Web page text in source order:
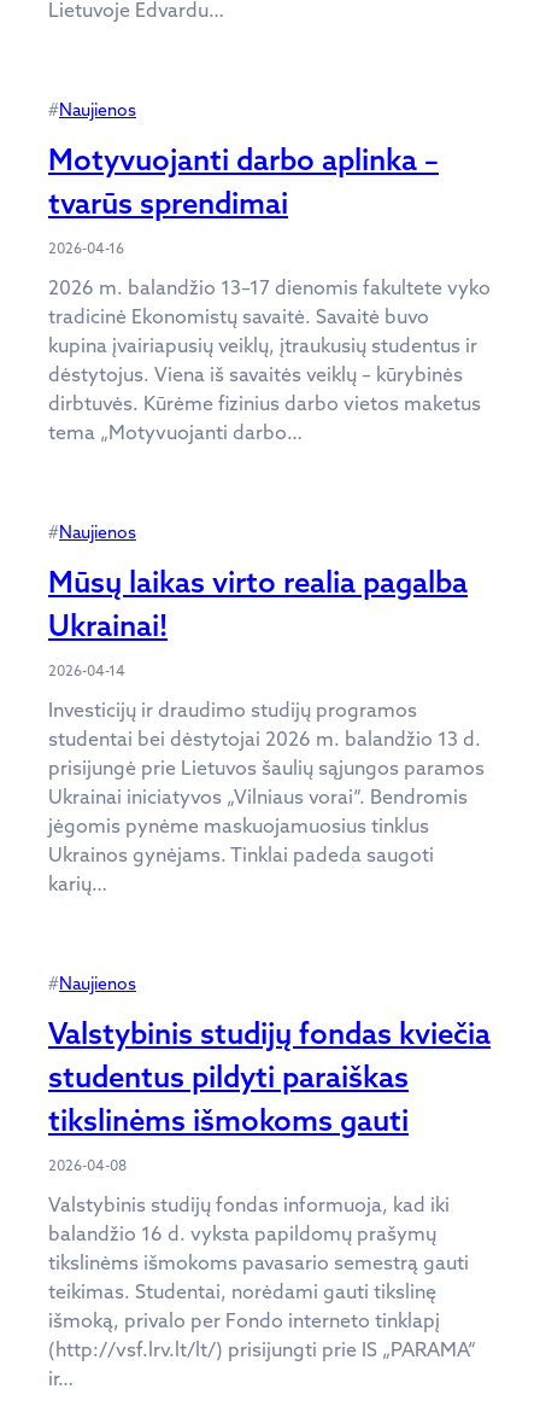
Lietuvoje Edvardu…
#Naujienos
Motyvuojanti darbo aplinka –
tvarūs sprendimai
2026-04-16
2026 m. balandžio 13–17 dienomis fakultete vyko
tradicinė Ekonomistų savaitė. Savaitė buvo
kupina įvairiapusių veiklų, įtraukusių studentus ir
dėstytojus. Viena iš savaitės veiklų – kūrybinės
dirbtuvės. Kūrėme fizinius darbo vietos maketus
tema „Motyvuojanti darbo…
#Naujienos
Mūsų laikas virto realia pagalba
Ukrainai!
2026-04-14
Investicijų ir draudimo studijų programos
studentai bei dėstytojai 2026 m. balandžio 13 d.
prisijungė prie Lietuvos šaulių sąjungos paramos
Ukrainai iniciatyvos „Vilniaus vorai“. Bendromis
jėgomis pynėme maskuojamuosius tinklus
Ukrainos gynėjams. Tinklai padeda saugoti
karių…
#Naujienos
Valstybinis studijų fondas kviečia
studentus pildyti paraiškas
tikslinėms išmokoms gauti
2026-04-08
Valstybinis studijų fondas informuoja, kad iki
balandžio 16 d. vyksta papildomų prašymų
tikslinėms išmokoms pavasario semestrą gauti
teikimas. Studentai, norėdami gauti tikslinę
išmoką, privalo per Fondo interneto tinklapį
(http://vsf.lrv.lt/lt/) prisijungti prie IS „PARAMA“
ir…